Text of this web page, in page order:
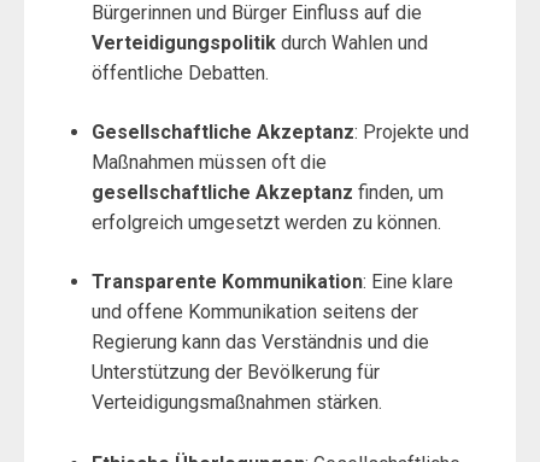
Bürgerinnen und Bürger Einfluss auf die
Verteidigungspolitikdurch Wahlen und
öffentliche Debatten.
Gesellschaftliche Akzeptanz: Projekte und
Maßnahmen müssen oft die
gesellschaftliche Akzeptanz finden, um
erfolgreich umgesetzt werden zu können.
Transparente Kommunikation: Eine klare
und offene Kommunikation seitens der
Regierung kann das Verständnis und die
Unterstützung der Bevölkerung für
Verteidigungsmaßnahmen stärken.